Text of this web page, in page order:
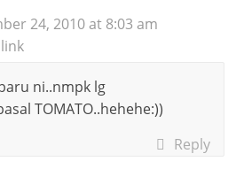
24, 2010 at 8:03 am
ni..nmpk lg
TOMATO..hehehe:))
Reply